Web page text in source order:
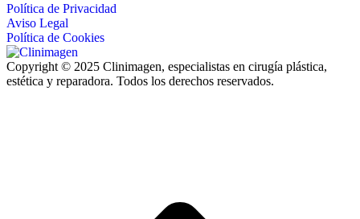
Política de Privacidad
Aviso Legal
Política de Cookies
Copyright © 2025 Clinimagen, especialistas en cirugía plástica,
estética y reparadora. Todos los derechos reservados.